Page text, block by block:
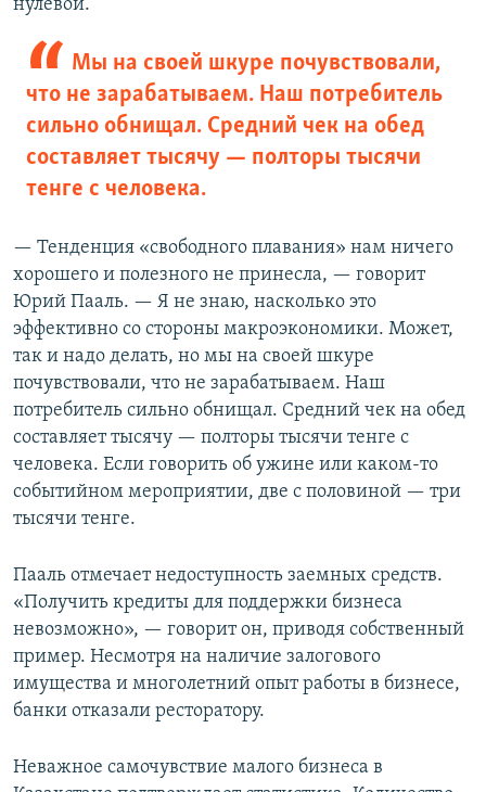
нулевой.
Мы на своей шкуре почувствовали,
что не зарабатываем. Наш потребитель
сильно обнищал. Средний чек на обед
составляет тысячу — полторы тысячи
тенге с человека.
— Тенденция «свободного плавания» нам ничего
хорошего и полезного не принесла, — говорит
Юрий Пааль. — Я не знаю, насколько это
эффективно со стороны макроэкономики. Может,
так и надо делать, но мы на своей шкуре
почувствовали, что не зарабатываем. Наш
потребитель сильно обнищал. Средний чек на обед
составляет тысячу — полторы тысячи тенге с
человека. Если говорить об ужине или каком-то
событийном мероприятии, две с половиной — три
тысячи тенге.
Пааль отмечает недоступность заемных средств.
«Получить кредиты для поддержки бизнеса
невозможно», — говорит он, приводя собственный
пример. Несмотря на наличие залогового
имущества и многолетний опыт работы в бизнесе,
банки отказали ресторатору.
Неважное самочувствие малого бизнеса в